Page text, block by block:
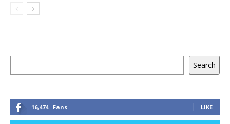
Search
16,474 Fans LIKE